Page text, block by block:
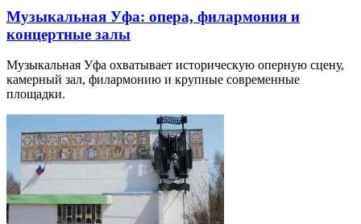
Музыкальная Уфа: опера, филармония и
концертные залы
Музыкальная Уфа охватывает историческую оперную сцену,
камерный зал, филармонию и крупные современные
площадки.